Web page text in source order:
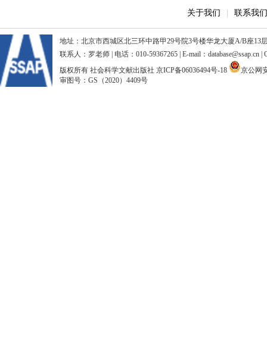
关于我们 联系我们
地址：北京市西城区北三环中路甲29号院3号楼华龙大厦A/B座13
联系人：罗老师 | 电话：010-59367265 | E-mail：database@ssap.cn
版权所有 社会科学文献出版社 京ICP备06036494号-18
京公网
审图号：GS（2020）4409号